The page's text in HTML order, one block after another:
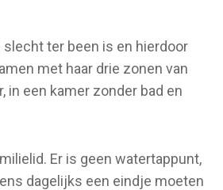
ter been is en hierdoor
met haar drie zonen van
in een kamer zonder bad en
Er is geen watertappunt,
dagelijks een eindje moeten